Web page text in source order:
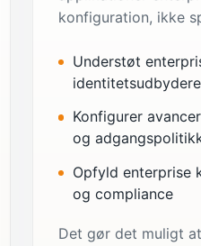
konfiguration, ikke
Understøt
Konfigurer
og
Opfyld enterprise
og compliance
Det gør det muligt